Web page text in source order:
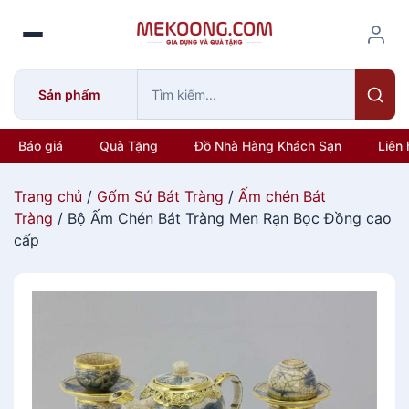
o
Sản phẩm
Báo giá Quà Tặng Đồ Nhà Hàng Khách Sạn Liên
Trang chủ / Gốm Sứ Bát Tràng / Ấm chén Bát
Tràng / Bộ Ấm Chén Bát Tràng Men Rạn Bọc Đồng cao
cấp